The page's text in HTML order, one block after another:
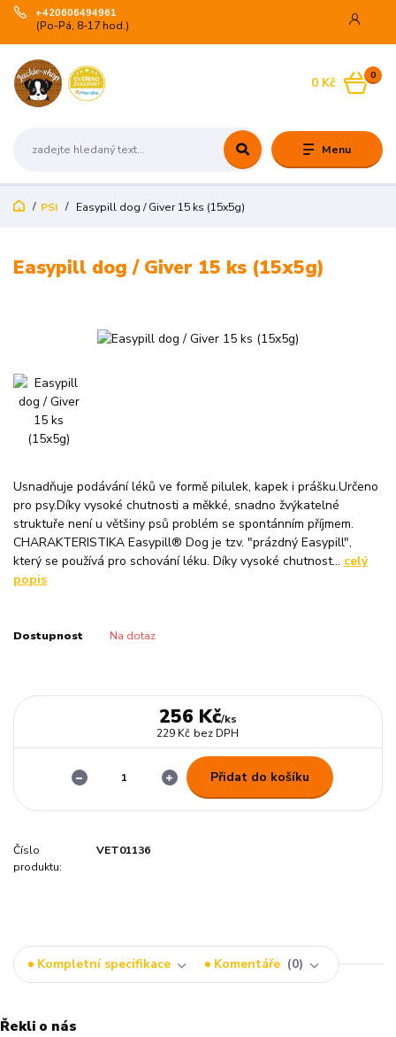
Menu
+420606494961
(Po-Pá, 8-17 hod.)
0
0 Kč
PSI Easypill dog / Giver 15 ks (15x5g)
Easypill dog / Giver 15 ks (15x5g)
Usnadňuje podávání léků ve formě pilulek, kapek i prášku.Určeno
pro psy.Díky vysoké chutnosti a měkké, snadno žvýkatelné
struktuře není u většiny psů problém se spontánním příjmem.
CHARAKTERISTIKA Easypill® Dog je tzv. "prázdný Easypill",
který se používá pro schování léku. Díky vysoké chutnost... celý
popis
Dostupnost Na dotaz
256 Kč/ks
229 Kč bez DPH
Přidat do košíku
Číslo
produktu:
VET01136
Kompletní specifikace Komentáře 0
Řekli o nás